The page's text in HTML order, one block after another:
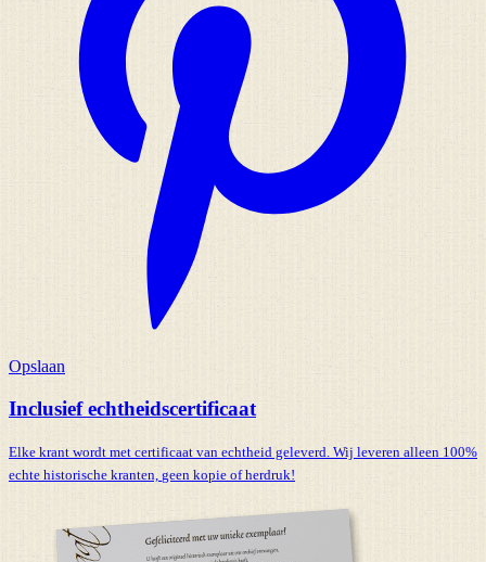
Opslaan
Inclusief echtheidscertificaat
Elke krant wordt met certificaat van echtheid geleverd. Wij leveren alleen 100%
echte historische kranten, geen kopie of herdruk!